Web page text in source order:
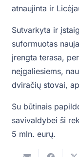
atnaujinta ir
Sutvarkyta ir
suformuotas
įrengta terasa,
neįgaliesiems,
dviračių stovai,
Su būtinais
savivaldybei ši
5 mln. eurų.